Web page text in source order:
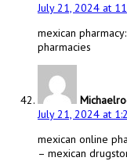
July 21, 2024 at
mexican pharmacy:
pharmacies
July 21, 2024 at
mexican online
– mexican